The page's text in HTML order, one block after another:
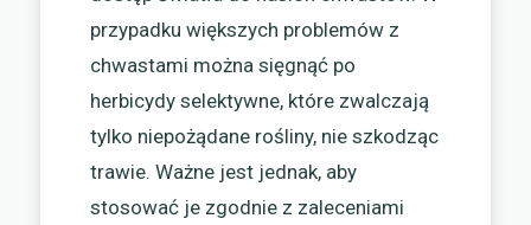
przypadku większych problemów z
chwastami można sięgnąć po
herbicydy selektywne, które zwalczają
tylko niepożądane rośliny, nie szkodząc
trawie. Ważne jest jednak, aby
stosować je zgodnie z zaleceniami